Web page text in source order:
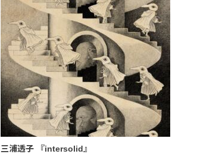
三浦透子 『intersolid』